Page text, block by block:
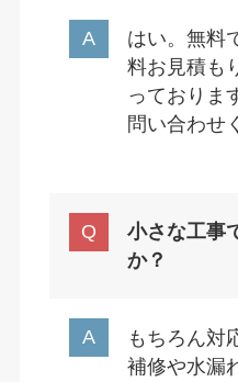
はい。無料
料お見積も
っておりま
問い合わせ
小さな工事
か？
もちろん対
補修や水漏